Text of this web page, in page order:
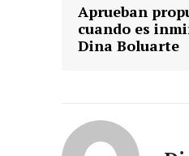
Aprueban
cuando es
Dina Boluarte